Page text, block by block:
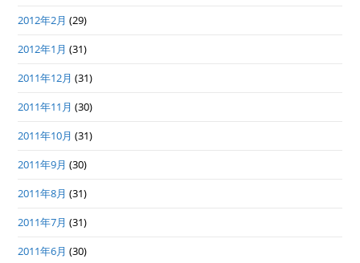
2012年2月 (29)
2012年1月 (31)
2011年12月 (31)
2011年11月 (30)
2011年10月 (31)
2011年9月 (30)
2011年8月 (31)
2011年7月 (31)
2011年6月 (30)